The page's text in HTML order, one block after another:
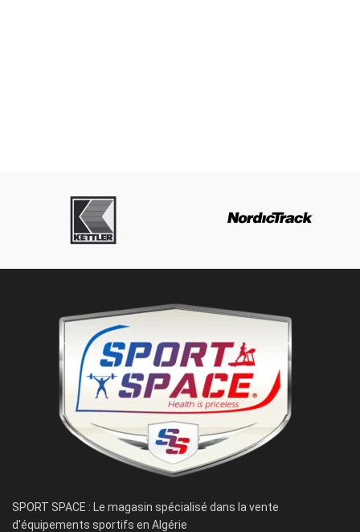
SPORT SPACE : Le magasin spécialisé dans la vente
d'équipements sportifs en Algérie